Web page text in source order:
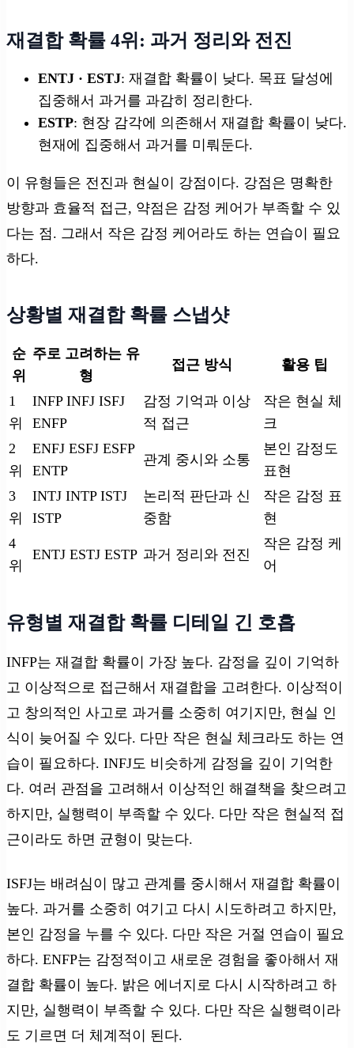
재결합 확률 4위: 과거 정리와 전진
ENTJ · ESTJ: 재결합 확률이 낮다. 목표 달성에
집중해서 과거를 과감히 정리한다.
ESTP: 현장 감각에 의존해서 재결합 확률이 낮다.
현재에 집중해서 과거를 미뤄둔다.
이 유형들은 전진과 현실이 강점이다. 강점은 명확한
방향과 효율적 접근, 약점은 감정 케어가 부족할 수 있
다는 점. 그래서 작은 감정 케어라도 하는 연습이 필요
하다.
상황별 재결합 확률 스냅샷
순
위
주로 고려하는 유
형
접근 방식 활용 팁
1
위
INFP INFJ ISFJ
ENFP
감정 기억과 이상
적 접근
작은 현실 체
크
2
위
ENFJ ESFJ ESFP
ENTP
관계 중시와 소통
본인 감정도
표현
3
위
INTJ INTP ISTJ
ISTP
논리적 판단과 신
중함
작은 감정 표
현
4
위
ENTJ ESTJ ESTP 과거 정리와 전진
작은 감정 케
어
유형별 재결합 확률 디테일 긴 호흡
INFP는 재결합 확률이 가장 높다. 감정을 깊이 기억하
고 이상적으로 접근해서 재결합을 고려한다. 이상적이
고 창의적인 사고로 과거를 소중히 여기지만, 현실 인
식이 늦어질 수 있다. 다만 작은 현실 체크라도 하는 연
습이 필요하다. INFJ도 비슷하게 감정을 깊이 기억한
다. 여러 관점을 고려해서 이상적인 해결책을 찾으려고
하지만, 실행력이 부족할 수 있다. 다만 작은 현실적 접
근이라도 하면 균형이 맞는다.
ISFJ는 배려심이 많고 관계를 중시해서 재결합 확률이
높다. 과거를 소중히 여기고 다시 시도하려고 하지만,
본인 감정을 누를 수 있다. 다만 작은 거절 연습이 필요
하다. ENFP는 감정적이고 새로운 경험을 좋아해서 재
결합 확률이 높다. 밝은 에너지로 다시 시작하려고 하
지만, 실행력이 부족할 수 있다. 다만 작은 실행력이라
도 기르면 더 체계적이 된다.